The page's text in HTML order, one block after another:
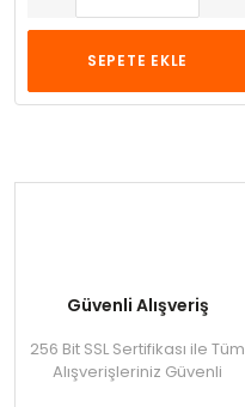
SEPETE EKLE
Güvenli Alışveriş
256 Bit SSL Sertifikası ile Tüm
Alışverişleriniz Güvenli